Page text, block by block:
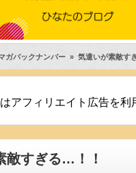
ガバックナンバー» 気遣いが素敵す
アフィリエイト広告を利
敵すぎる…！！